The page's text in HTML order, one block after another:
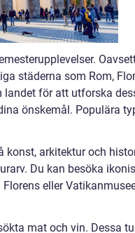
städerna som Rom,
landet för att utforska
önskemål. Populära
konst, arkitektur och
Du kan besöka
eller
mat och vin. Dessa